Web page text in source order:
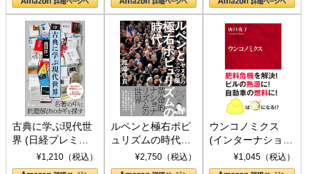
書)
古典に学ぶ現代世
界 (日経プレミア
シリーズ)¥1,210（税込）
ルペンと極右ポピ
ュリズムの時代：
〈ヤヌス〉の二つ
の顔
¥2,750（税込）
ウンコノミクス
(インターナショナ
ル新書)¥1,045（税込）